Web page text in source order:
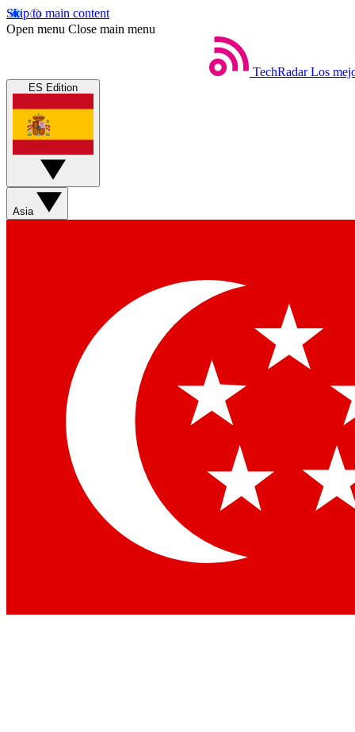
Skip to main content
Open menu Close main menu
TechRadar Los
ES Edition
Asia